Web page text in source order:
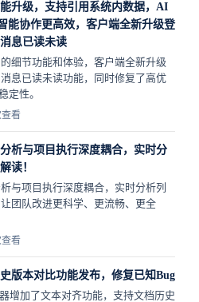
升级，支持引用系统内数据，AI
能协作更高效，客户端全新升级登
息已读未读
细节功能和体验，客户端全新升级
息已读未读功能，同时修复了高优
定性。
查看
析与项目执行深度耦合，实时分
读！
与项目执行深度耦合，实时分析列
团队改进更科学、更流畅、更全
查看
版本对比功能发布，修复已知Bug
增加了文本对齐功能，支持文档历史